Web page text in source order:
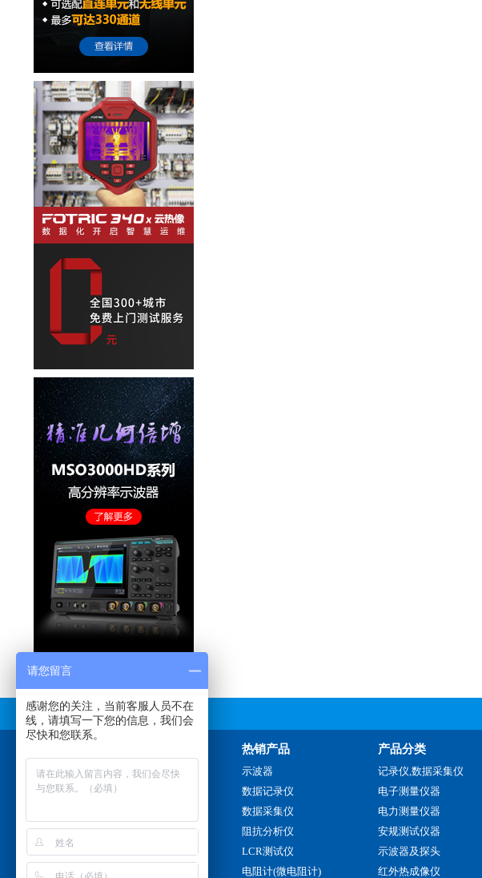
销售热线：
180 3884 5217
传真：
0757-2220 5117
热销产品
示波器
数据记录仪
数据采集仪
阻抗分析仪
LCR测试仪
电阻计(微电阻计)
产品分类
记录仪,数据采集仪
电子测量仪器
电力测量仪器
安规测试仪器
示波器及探头
红外热成像仪
请您留言
感谢您的关注，当前客服人员不在
线，请填写一下您的信息，我们会
尽快和您联系。